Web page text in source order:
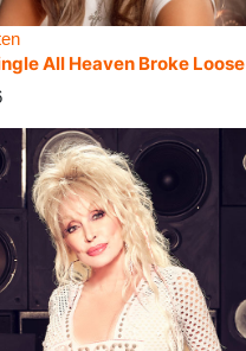
All Heaven Broke Loose